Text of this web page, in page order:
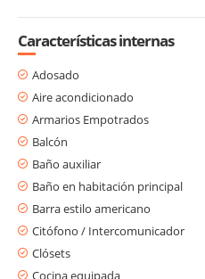
Características internas
Adosado
Aire acondicionado
Armarios Empotrados
Balcón
Baño auxiliar
Baño en habitación principal
Barra estilo americano
Citófono / Intercomunicador
Clósets
Cocina equipada